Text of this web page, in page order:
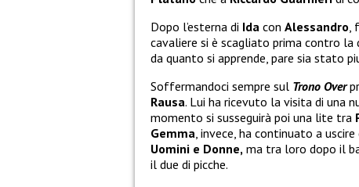
Dopo l’esterna di Ida con Alessandro,
cavaliere si è scagliato prima contro
da quanto si apprende, pare sia stato
Soffermandoci sempre sul Trono Over
Rausa. Lui ha ricevuto la visita di una
momento si susseguirà poi una lite tra
Gemma, invece, ha continuato a
Uomini e Donne, ma tra loro dopo il
il due di picche.